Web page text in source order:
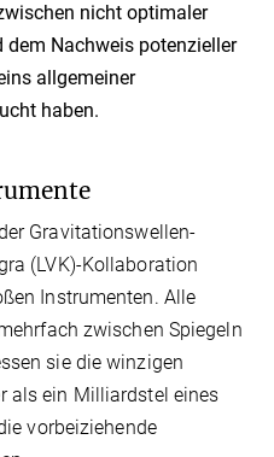
nicht optimaler
dem Nachweis potenzieller
allgemeiner
haben.
Gravitationswellen-
(LVK)-Kollaboration
Instrumenten. Alle
zwischen Spiegeln
sie die winzigen
als ein Milliardstel eines
vorbeiziehende